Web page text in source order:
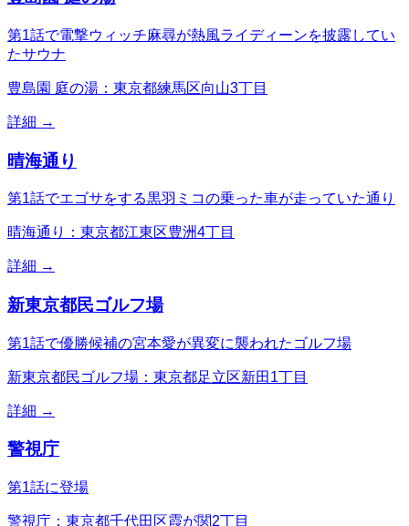
第1話で電撃ウィッチ麻尋が熱風ライディーンを披露してい
たサウナ
豊島園 庭の湯：東京都練馬区向山3丁目
詳細 →
晴海通り
第1話でエゴサをする黒羽ミコの乗った車が走っていた通り
晴海通り：東京都江東区豊洲4丁目
詳細 →
新東京都民ゴルフ場
第1話で優勝候補の宮本愛が異変に襲われたゴルフ場
新東京都民ゴルフ場：東京都足立区新田1丁目
詳細 →
警視庁
第1話に登場
警視庁：東京都千代田区霞が関2丁目